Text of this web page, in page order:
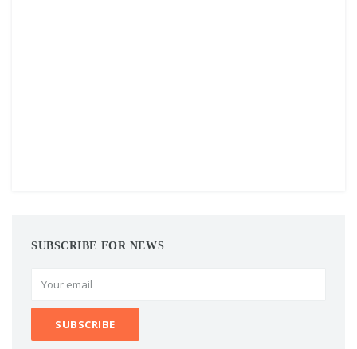
SUBSCRIBE FOR NEWS